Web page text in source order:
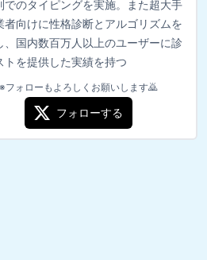
でのタイピングを実施。また超大手
者向けに性格診断とアルゴリズムを
、国内数百万人以上のユーザーに診
トを提供した実績を持つ
※フォローもよろしくお願いします🙇
フォローする